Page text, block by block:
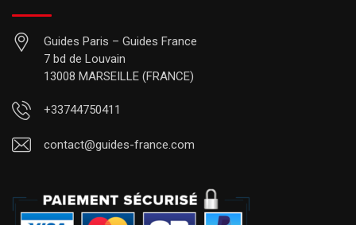
Guides Paris – Guides France
7 bd de Louvain
13008 MARSEILLE (FRANCE)
+33744750411
contact@guides-france.com